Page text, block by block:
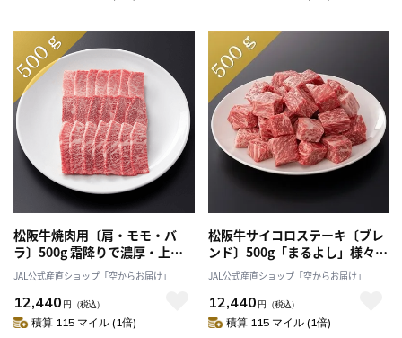
松阪牛焼肉用〔肩・モモ・バ
ラ〕500g 霜降りで濃厚・上品
な甘み！焼肉やバーベキューに
おすすめ「まるよし」送料無料
JAL公式産直ショップ「空からお届け」
12,440 円 （税込）
積算 115 マイル (1倍)
松阪牛サイコロステーキ〔ブレ
ンド〕500g「まるよし」様々な
肉質を食べ比べ！網焼きやバー
ベキューに最適 送料無料
JAL公式産直ショップ「空からお届け」
12,440 円 （税込）
積算 115 マイル (1倍)